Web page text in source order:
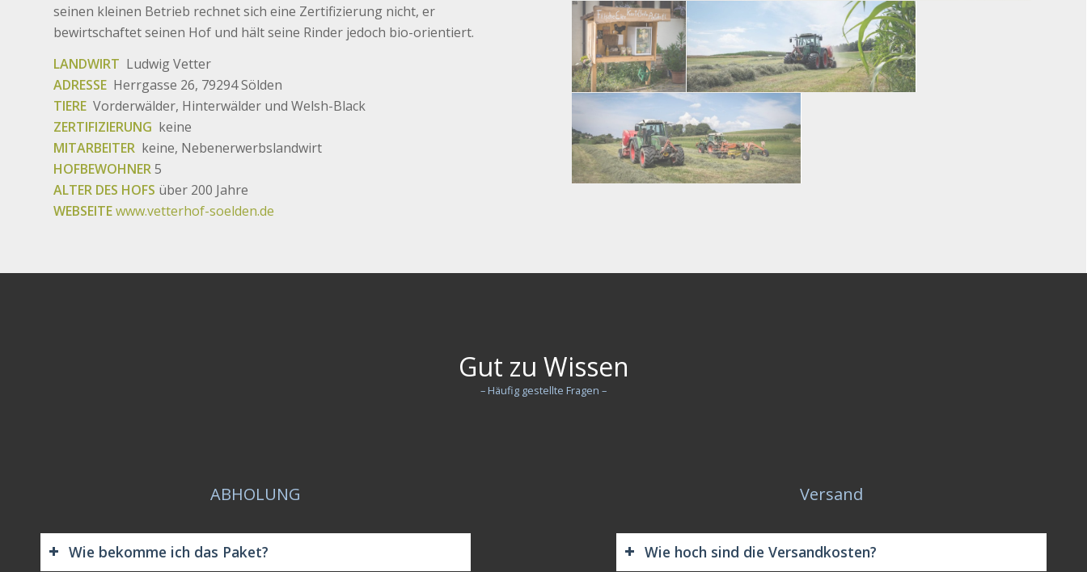
seinen kleinen Betrieb rechnet sich eine Zertifizierung nicht, er
bewirtschaftet seinen Hof und hält seine Rinder jedoch bio-orientiert.
LANDWIRT Ludwig Vetter
ADRESSE Herrgasse 26, 79294 Sölden
TIERE Vorderwälder, Hinterwälder und Welsh-Black
ZERTIFIZIERUNG keine
MITARBEITER keine, Nebenerwerbslandwirt
HOFBEWOHNER5
ALTER DES HOFS über 200 Jahre
WEBSEITEwww.vetterhof-soelden.de
Gut zu Wissen
– Häufig gestellte Fragen –
ABHOLUNG
Wie bekomme ich das Paket?
Versand
Wie hoch sind die Versandkosten?